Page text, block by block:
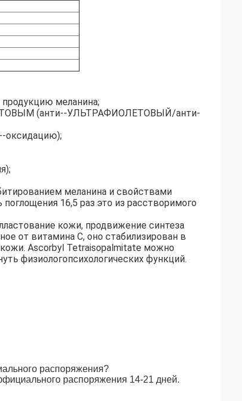
продукцию меланина;
(анти--УЛЬТРАФИОЛЕТОВЫЙ/анти-
оксидацию);
меланина и свойствами
16,5 раз это из расстворимого
кожи, продвижение синтеза
от витамина C, оно стабилизирован в
Ascorbyl Tetraisopalmitate можно
физиологопсихологических функций.
распоряжения?
распоряжения 14-21 дней.